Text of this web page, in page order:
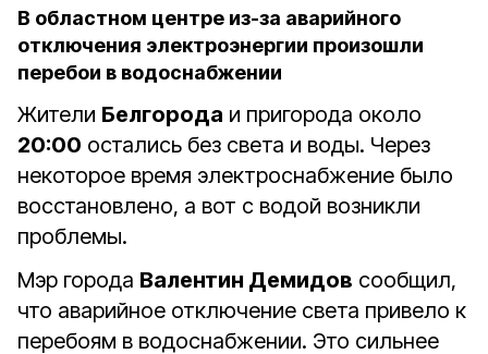
В областном центре из-за аварийного
отключения электроэнергии произошли
перебои в водоснабжении
Жители Белгорода и пригорода около
20:00 остались без света и воды. Через
некоторое время электроснабжение было
восстановлено, а вот с водой возникли
проблемы.
Мэр города Валентин Демидов сообщил,
что аварийное отключение света привело к
перебоям в водоснабжении. Это сильнее